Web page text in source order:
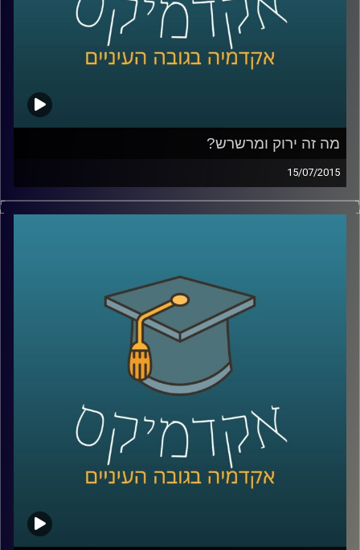
קרדיט תמונות:AudioVersity
מה זה ירוק ומרשרש?
15/07/2015
אנחנו מתקשים לעכל שרווח כלכלי יכול
השקעות אחראיות. שקיפות היא ערך עליון
בסיפור, והכלים להטמעתה הם רגולציה וחינוך.
מה יכולים תאגידים וחברות לעשות בנדון, ומה
יכול כל אדם בעל קרן פנסיה לעשות כדי
להעלות את המודעות ואת מעמדן של
ההשקעות החברתיות?
קרדיט תמונות:AudioVersity